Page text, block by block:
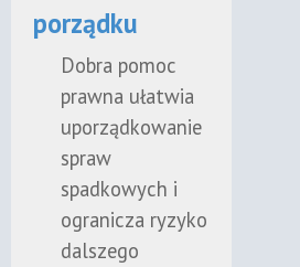
porządku
Dobra pomoc
prawna ułatwia
uporządkowanie
spraw
spadkowych i
ogranicza ryzyko
dalszego